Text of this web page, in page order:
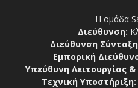
Η ομάδα
Διεύθυνση:
Διεύθυνση
Εμπορική
Υπεύθυνη Λειτουργίας
Τεχνική Υποστήριξη: